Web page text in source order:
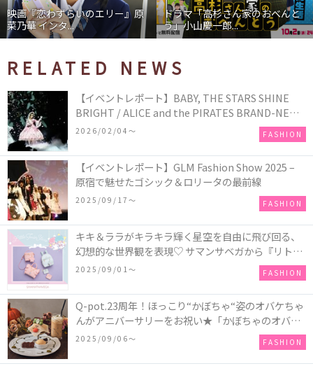
映画『恋わずらいのエリー』原
菜乃華 インタ...
ドラマ「高杉さん家のおべんと
う」小山慶一郎...
RELATED NEWS
【イベントレポート】BABY, THE STARS SHINE
BRIGHT / ALICE and the PIRATES BRAND-NEW
COLLECTION in TOKYO
2026/02/04〜 FASHION
【イベントレポート】GLM Fashion Show 2025 –
原宿で魅せたゴシック＆ロリータの最前線
2025/09/17〜 FASHION
キキ＆ララがキラキラ輝く星空を自由に飛び回る、
幻想的な世界観を表現♡ サマンサベガから『リトル
ツインスターズ』50周年アニバーサリーイヤー』を
2025/09/01〜 FASHION
Q-pot.23周年！ほっこり“かぼちゃ“姿のオバケちゃ
んがアニバーサリーをお祝い★「かぼちゃのオバケ
ーキアクセサリー」が新発売！Q-pot CAFE.では
「かぼちゃのオバケーキプレート」も登場
2025/09/06〜 FASHION